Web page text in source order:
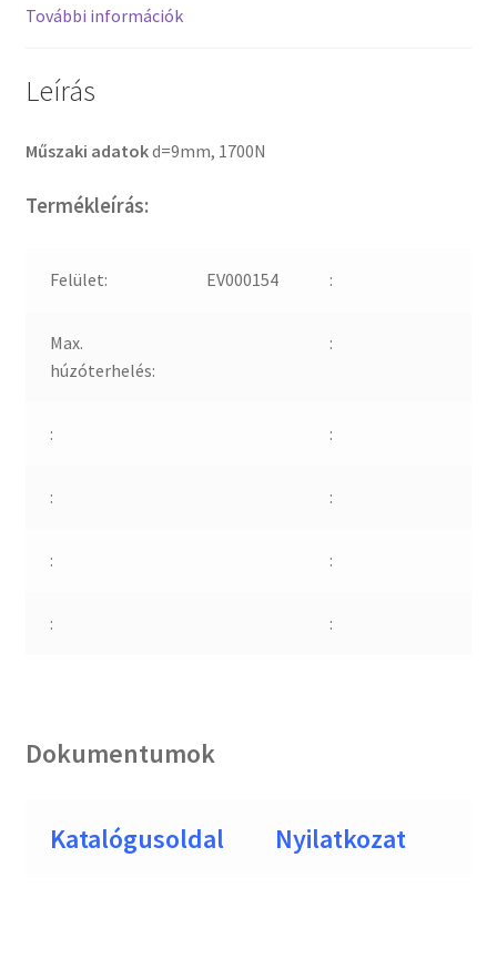
További információk
Leírás
Műszaki adatokd=9mm, 1700N
Termékleírás:
Felület: EV000154 :
Max.
húzóterhelés:
:
: :
: :
: :
: :
Dokumentumok
Katalógusoldal Nyilatkozat